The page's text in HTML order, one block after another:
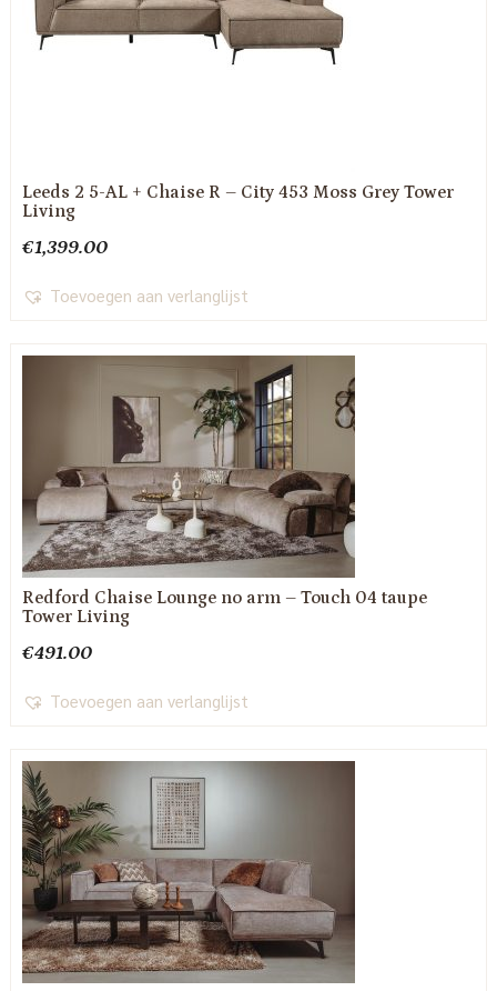
Leeds 2 5-AL + Chaise R – City 453 Moss Grey Tower
Living
€1,399.00
Toevoegen aan verlanglijst
Redford Chaise Lounge no arm – Touch 04 taupe
Tower Living
€491.00
Toevoegen aan verlanglijst